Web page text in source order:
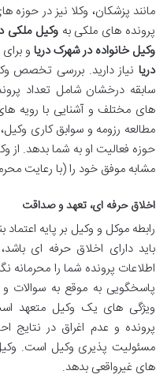
مانند پزشکان، وکلا نیز در
پرونده های ملکی بهوکیل ملکی
وکیل خانواده در شهرک دریا و
دریا نیاز دارید. بررسی تخصص
سابقه درخشان شامل تعداد
های مختلف و آشنایی با
مطالعه رزومه و سوابق کاری
حوزه فعالیت او به شما بدهد. از
مشابه موفق خود را (با رعایت
اخلاق حرفه ای، تعهد و صداقت
رابطه موکل و وکیل بر پایه
باید دارای اخلاق حرفه ای
اطلاعات پرونده شما را محرمانه
پاسخگویی به موقع به سوالات و
ویژگی های یک وکیل متعهد
پرونده و عدم اغراق در نتایج
مسئولیت پذیری وکیل است.
های غیرواقعی بدهد.